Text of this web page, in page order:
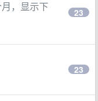
，显示下
23
23